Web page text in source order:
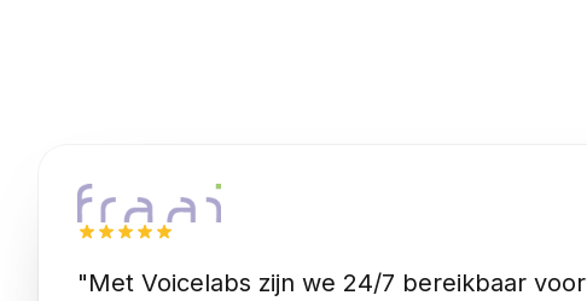
"Met Voicelabs zijn we 24/7 bereikbaar voor